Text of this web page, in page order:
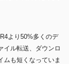
より50%多くのデ
イル転送、ダウンロ
ムも短くなっていま